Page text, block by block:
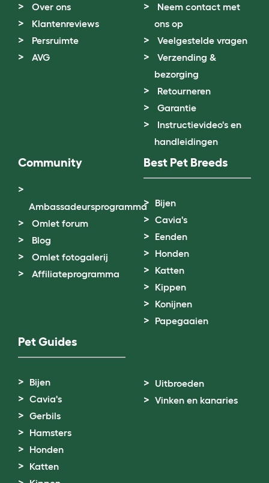
Over ons
Klantenreviews
Persruimte
AVG
Neem contact met
ons op
Veelgestelde vragen
Verzending &
bezorging
Retourneren
Garantie
Instructievideo's en
handleidingen
Community
Ambassadeursprogramma
Omlet forum
Blog
Omlet fotogalerij
Affiliateprogramma
Best Pet Breeds
Bijen
Cavia's
Eenden
Honden
Katten
Kippen
Konijnen
Papegaaien
Pet Guides
Bijen
Cavia's
Gerbils
Hamsters
Honden
Katten
Uitbroeden
Vinken en kanaries